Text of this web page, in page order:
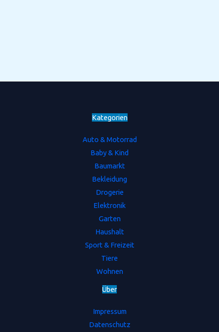
Kategorien
Auto & Motorrad
Baby & Kind
Baumarkt
Bekleidung
Drogerie
Elektronik
Garten
Haushalt
Sport & Freizeit
Tiere
Wohnen
Über
Impressum
Datenschutz